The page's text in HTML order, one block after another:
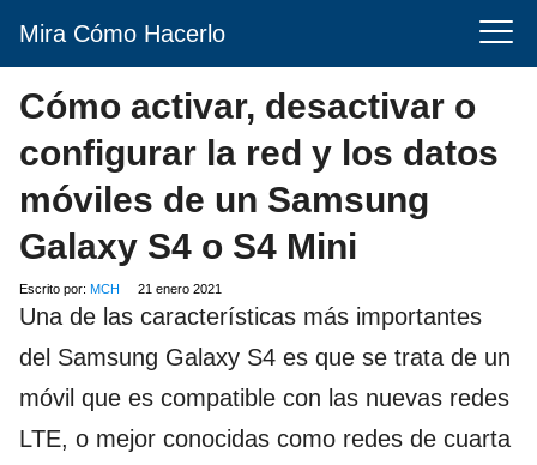
Mira Cómo Hacerlo
Cómo activar, desactivar o
configurar la red y los datos
móviles de un Samsung
Galaxy S4 o S4 Mini
Escrito por: MCH 21 enero 2021
Una de las características más importantes
del Samsung Galaxy S4 es que se trata de un
móvil que es compatible con las nuevas redes
LTE, o mejor conocidas como redes de cuarta